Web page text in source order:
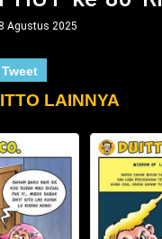
Agustus 2025
Tweet
LAINNYA